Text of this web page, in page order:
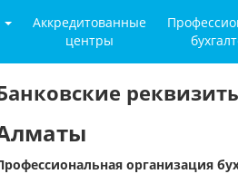
Аккредитованные
центры
организация